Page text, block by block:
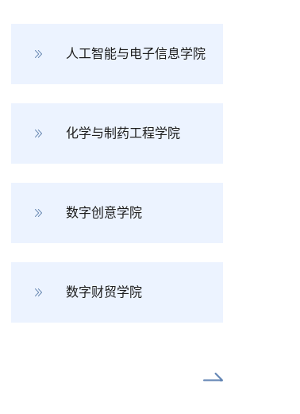
人工智能与电子信息学院
化学与制药工程学院
数字创意学院
数字财贸学院